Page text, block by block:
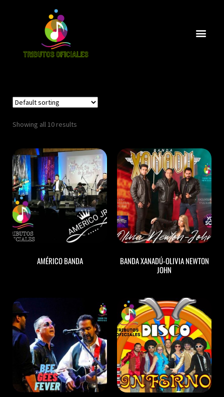
Showing all 10 results
AMÉRICO BANDA
BANDA XANADÚ-OLIVIA NEWTON
JOHN